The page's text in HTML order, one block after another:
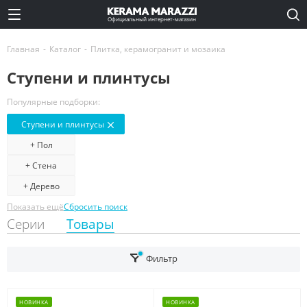
Официальный интернет-магазин
Главная - Каталог - Плитка, керамогранит и мозаика
Ступени и плинтусы
Популярные подборки:
Ступени и плинтусы
+ Пол
+ Стена
+ Дерево
Показать ещёСбросить поиск
Серии Товары
Фильтр
НОВИНКА НОВИНКА